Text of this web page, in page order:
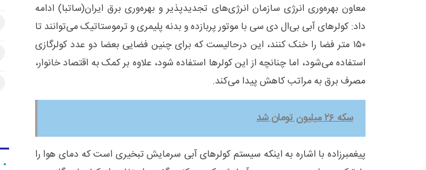
معاون بهره‌وری انرژی سازمان انرژی‌های تجدیدپذیر و بهره‌وری برق ایران(ساتبا) ادامه
داد: کولرهای آبی بی‌ال دی سی با موتور پربازده و بدنه پلیمری و ترموستاتیک می‌توانند تا
۱۵۰ متر فضا را خنک کنند، این درحالیست که برای چنین فضایی بعضا دو عدد کولرگازی
استفاده می‌شود، اما چنانچه از این کولرها استفاده شود، علاوه بر کمک به اقتصاد خانوار،
مصرف برق به مراتب کاهش پیدا می‌کند.
سکه ۲۶ میلیون تومان شد
پیغمبرزاده با اشاره به اینکه سیستم کولرهای آبی سرمایش تبخیری است که دمای هوا را